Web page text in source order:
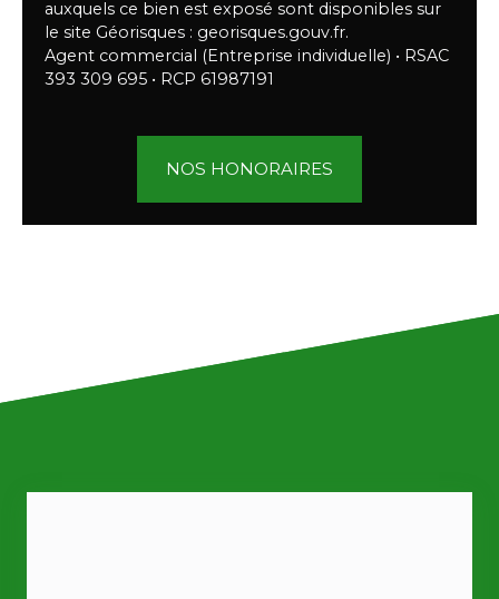
auxquels ce bien est exposé sont disponibles sur
le site Géorisques : georisques.gouv.fr.
Agent commercial (Entreprise individuelle) • RSAC
393 309 695 • RCP 61987191
NOS HONORAIRES